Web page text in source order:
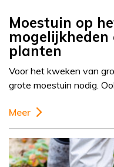
Moestuin op
mogelijkheden
planten
Voor het kweken van
grote moestuin nodig.
Meer